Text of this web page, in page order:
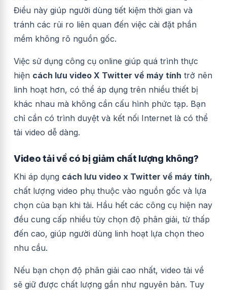
Điều này giúp người dùng tiết kiệm thời gian và
tránh các rủi ro liên quan đến việc cài đặt phần
mềm không rõ nguồn gốc.
Việc sử dụng công cụ online giúp quá trình thực
hiện cách lưu video X Twitter về máy tính trở nên
linh hoạt hơn, có thể áp dụng trên nhiều thiết bị
khác nhau mà không cần cấu hình phức tạp. Bạn
chỉ cần có trình duyệt và kết nối Internet là có thể
tải video dễ dàng.
Video tải về có bị giảm chất lượng không?
Khi áp dụng cách lưu video x Twitter về máy tính,
chất lượng video phụ thuộc vào nguồn gốc và lựa
chọn của bạn khi tải. Hầu hết các công cụ hiện nay
đều cung cấp nhiều tùy chọn độ phân giải, từ thấp
đến cao, giúp người dùng linh hoạt lựa chọn theo
nhu cầu.
Nếu bạn chọn độ phân giải cao nhất, video tải về
sẽ giữ được chất lượng gần như nguyên bản. Tuy